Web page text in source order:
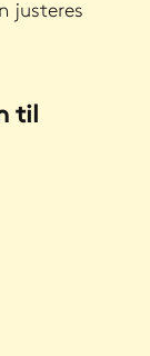
justeres
til